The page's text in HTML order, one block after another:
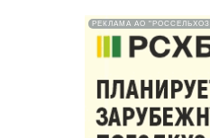
РЕКЛАМА АО